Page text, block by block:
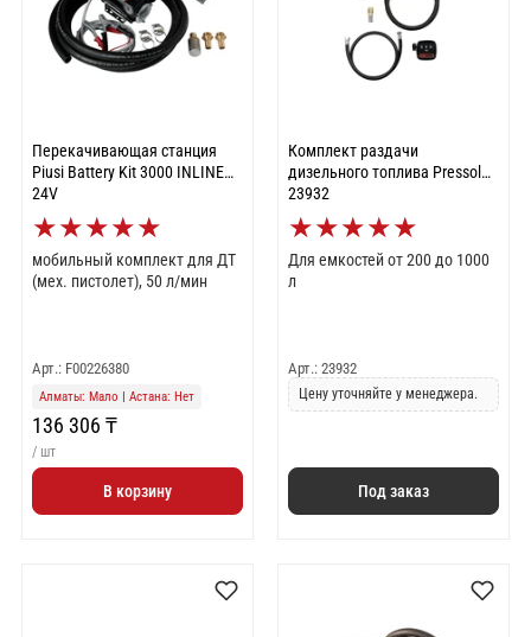
Перекачивающая станция
Piusi Battery Kit 3000 INLINE
24V
★★★★★
мобильный комплект для ДТ
(мех. пистолет), 50 л/мин
Арт.: F00226380
Алматы: Мало Астана: Нет
136 306 ₸
/ шт
В корзину
Комплект раздачи
дизельного топлива Pressol
23932
★★★★★
Для емкостей от 200 до 1000
л
Арт.: 23932
Цену уточняйте у менеджера.
Под заказ